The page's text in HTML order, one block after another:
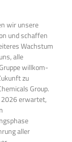
wir unsere
und schaffen
Wachstum
alle
willkom-
zu
Group.
2026 erwartet,
aller